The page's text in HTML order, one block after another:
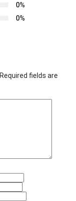
0%
0%
Required fields are